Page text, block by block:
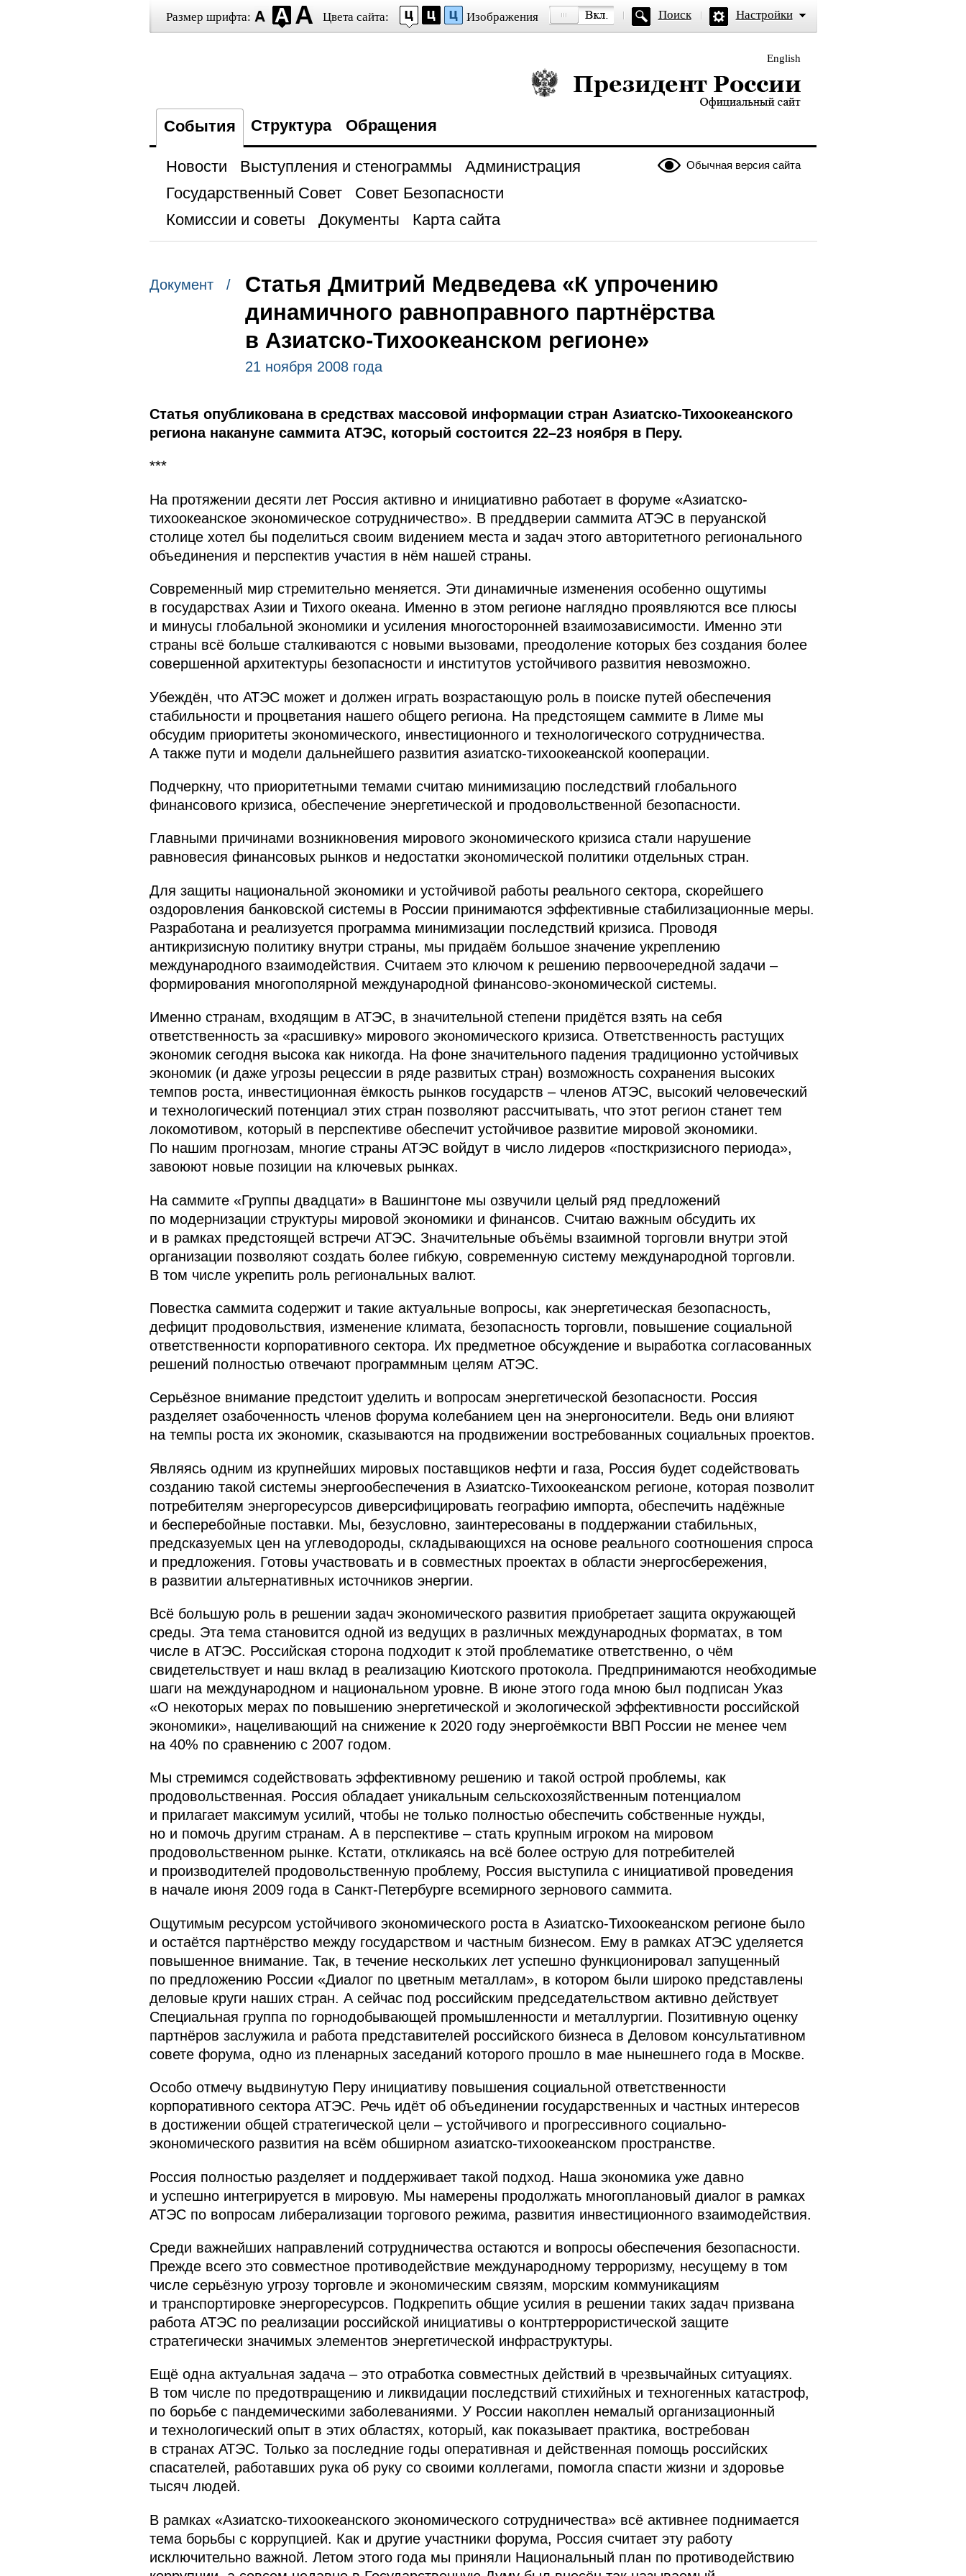
Размер шрифта: Цвета сайта: Изображения Поиск Настройки
English
Президент России — официальный сайт
События Структура Обращения
Обычная версия сайта
Новости Выступления и стенограммы
Администрация
Государственный Совет
Совет Безопасности
Комиссии и советы
Документы Карта сайта
Документ /
Статья Дмитрий Медведева «К упрочению
динамичного равноправного партнёрства
в Азиатско-Тихоокеанском регионе»
21 ноября 2008 года
Статья опубликована в средствах массовой информации стран Азиатско-Тихоокеанского
региона накануне саммита АТЭС, который состоится 22–23 ноября в Перу.
***
На протяжении десяти лет Россия активно и инициативно работает в форуме «Азиатско-
тихоокеанское экономическое сотрудничество». В преддверии саммита АТЭС в перуанской
столице хотел бы поделиться своим видением места и задач этого авторитетного регионального
объединения и перспектив участия в нём нашей страны.
Современный мир стремительно меняется. Эти динамичные изменения особенно ощутимы
в государствах Азии и Тихого океана. Именно в этом регионе наглядно проявляются все плюсы
и минусы глобальной экономики и усиления многосторонней взаимозависимости. Именно эти
страны всё больше сталкиваются с новыми вызовами, преодоление которых без создания более
совершенной архитектуры безопасности и институтов устойчивого развития невозможно.
Убеждён, что АТЭС может и должен играть возрастающую роль в поиске путей обеспечения
стабильности и процветания нашего общего региона. На предстоящем саммите в Лиме мы
обсудим приоритеты экономического, инвестиционного и технологического сотрудничества.
А также пути и модели дальнейшего развития азиатско-тихоокеанской кооперации.
Подчеркну, что приоритетными темами считаю минимизацию последствий глобального
финансового кризиса, обеспечение энергетической и продовольственной безопасности.
Главными причинами возникновения мирового экономического кризиса стали нарушение
равновесия финансовых рынков и недостатки экономической политики отдельных стран.
Для защиты национальной экономики и устойчивой работы реального сектора, скорейшего
оздоровления банковской системы в России принимаются эффективные стабилизационные меры.
Разработана и реализуется программа минимизации последствий кризиса. Проводя
антикризисную политику внутри страны, мы придаём большое значение укреплению
международного взаимодействия. Считаем это ключом к решению первоочередной задачи –
формирования многополярной международной финансово-экономической системы.
Именно странам, входящим в АТЭС, в значительной степени придётся взять на себя
ответственность за «расшивку» мирового экономического кризиса. Ответственность растущих
экономик сегодня высока как никогда. На фоне значительного падения традиционно устойчивых
экономик (и даже угрозы рецессии в ряде развитых стран) возможность сохранения высоких
темпов роста, инвестиционная ёмкость рынков государств – членов АТЭС, высокий человеческий
и технологический потенциал этих стран позволяют рассчитывать, что этот регион станет тем
локомотивом, который в перспективе обеспечит устойчивое развитие мировой экономики.
По нашим прогнозам, многие страны АТЭС войдут в число лидеров «посткризисного периода»,
завоюют новые позиции на ключевых рынках.
На саммите «Группы двадцати» в Вашингтоне мы озвучили целый ряд предложений
по модернизации структуры мировой экономики и финансов. Считаю важным обсудить их
и в рамках предстоящей встречи АТЭС. Значительные объёмы взаимной торговли внутри этой
организации позволяют создать более гибкую, современную систему международной торговли.
В том числе укрепить роль региональных валют.
Повестка саммита содержит и такие актуальные вопросы, как энергетическая безопасность,
дефицит продовольствия, изменение климата, безопасность торговли, повышение социальной
ответственности корпоративного сектора. Их предметное обсуждение и выработка согласованных
решений полностью отвечают программным целям АТЭС.
Серьёзное внимание предстоит уделить и вопросам энергетической безопасности. Россия
разделяет озабоченность членов форума колебанием цен на энергоносители. Ведь они влияют
на темпы роста их экономик, сказываются на продвижении востребованных социальных проектов.
Являясь одним из крупнейших мировых поставщиков нефти и газа, Россия будет содействовать
созданию такой системы энергообеспечения в Азиатско-Тихоокеанском регионе, которая позволит
потребителям энергоресурсов диверсифицировать географию импорта, обеспечить надёжные
и бесперебойные поставки. Мы, безусловно, заинтересованы в поддержании стабильных,
предсказуемых цен на углеводороды, складывающихся на основе реального соотношения спроса
и предложения. Готовы участвовать и в совместных проектах в области энергосбережения,
в развитии альтернативных источников энергии.
Всё большую роль в решении задач экономического развития приобретает защита окружающей
среды. Эта тема становится одной из ведущих в различных международных форматах, в том
числе в АТЭС. Российская сторона подходит к этой проблематике ответственно, о чём
свидетельствует и наш вклад в реализацию Киотского протокола. Предпринимаются необходимые
шаги на международном и национальном уровне. В июне этого года мною был подписан Указ
«О некоторых мерах по повышению энергетической и экологической эффективности российской
экономики», нацеливающий на снижение к 2020 году энергоёмкости ВВП России не менее чем
на 40% по сравнению с 2007 годом.
Мы стремимся содействовать эффективному решению и такой острой проблемы, как
продовольственная. Россия обладает уникальным сельскохозяйственным потенциалом
и прилагает максимум усилий, чтобы не только полностью обеспечить собственные нужды,
но и помочь другим странам. А в перспективе – стать крупным игроком на мировом
продовольственном рынке. Кстати, откликаясь на всё более острую для потребителей
и производителей продовольственную проблему, Россия выступила с инициативой проведения
в начале июня 2009 года в Санкт-Петербурге всемирного зернового саммита.
Ощутимым ресурсом устойчивого экономического роста в Азиатско-Тихоокеанском регионе было
и остаётся партнёрство между государством и частным бизнесом. Ему в рамках АТЭС уделяется
повышенное внимание. Так, в течение нескольких лет успешно функционировал запущенный
по предложению России «Диалог по цветным металлам», в котором были широко представлены
деловые круги наших стран. А сейчас под российским председательством активно действует
Специальная группа по горнодобывающей промышленности и металлургии. Позитивную оценку
партнёров заслужила и работа представителей российского бизнеса в Деловом консультативном
совете форума, одно из пленарных заседаний которого прошло в мае нынешнего года в Москве.
Особо отмечу выдвинутую Перу инициативу повышения социальной ответственности
корпоративного сектора АТЭС. Речь идёт об объединении государственных и частных интересов
в достижении общей стратегической цели – устойчивого и прогрессивного социально-
экономического развития на всём обширном азиатско-тихоокеанском пространстве.
Россия полностью разделяет и поддерживает такой подход. Наша экономика уже давно
и успешно интегрируется в мировую. Мы намерены продолжать многоплановый диалог в рамках
АТЭС по вопросам либерализации торгового режима, развития инвестиционного взаимодействия.
Среди важнейших направлений сотрудничества остаются и вопросы обеспечения безопасности.
Прежде всего это совместное противодействие международному терроризму, несущему в том
числе серьёзную угрозу торговле и экономическим связям, морским коммуникациям
и транспортировке энергоресурсов. Подкрепить общие усилия в решении таких задач призвана
работа АТЭС по реализации российской инициативы о контртеррористической защите
стратегически значимых элементов энергетической инфраструктуры.
Ещё одна актуальная задача – это отработка совместных действий в чрезвычайных ситуациях.
В том числе по предотвращению и ликвидации последствий стихийных и техногенных катастроф,
по борьбе с пандемическими заболеваниями. У России накоплен немалый организационный
и технологический опыт в этих областях, который, как показывает практика, востребован
в странах АТЭС. Только за последние годы оперативная и действенная помощь российских
спасателей, работавших рука об руку со своими коллегами, помогла спасти жизни и здоровье
тысяч людей.
В рамках «Азиатско-тихоокеанского экономического сотрудничества» всё активнее поднимается
тема борьбы с коррупцией. Как и другие участники форума, Россия считает эту работу
исключительно важной. Летом этого года мы приняли Национальный план по противодействию